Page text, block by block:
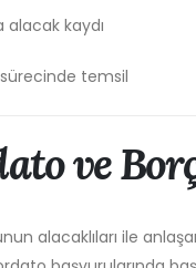
alacak kaydı
temsil
ve
alacaklıları ile